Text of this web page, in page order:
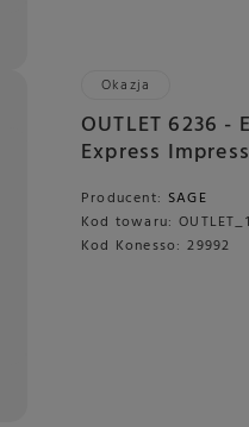
Okazja
OUTLET 6236 -
Express
Producent: SAGE
Kod towaru:
Kod Konesso: 29992